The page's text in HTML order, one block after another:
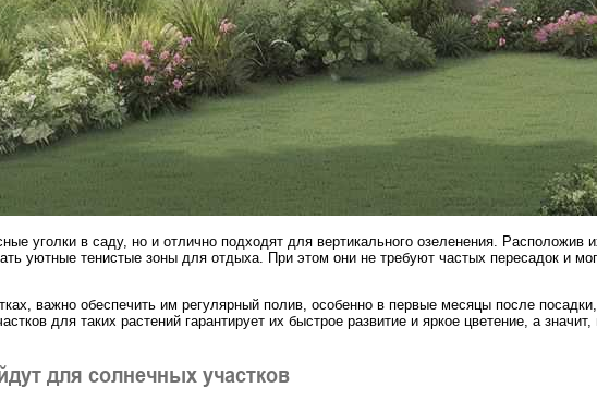
уголки в саду, но и отлично подходят для вертикального озеленения. Расположив
уютные тенистые зоны для отдыха. При этом они не требуют частых пересадок и
важно обеспечить им регулярный полив, особенно в первые месяцы после
для таких растений гарантирует их быстрое развитие и яркое цветение, а
для солнечных участков